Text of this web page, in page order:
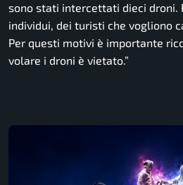
sono stati intercettati dieci droni.
individui, dei turisti che vogliono
Per questi motivi è importante
volare i droni è vietato.”